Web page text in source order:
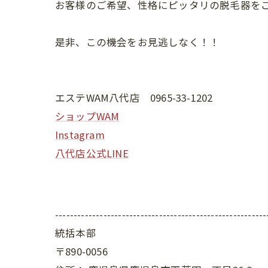
お客様のご希望、性格にピッタリの脱毛器を
是非、この機会をお見逃しなく！！
エステWAM八代店 0965-33-1202
ショップWAM
Instagram
八代店公式LINE
統括本部
〒890-0056